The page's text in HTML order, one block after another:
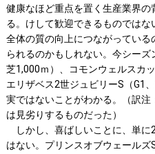
健康なほど重点を置く生産業界
る。けして歓迎できるものでは
全体の質の向上につながってい
られるのかもしれない。今シーズ
芝1,000ｍ）、コモンウェルスカ
エリザベス2世ジュビリーS（G1
実ではないことがわかる。（訳
は見劣りするものだった）
しかし、喜ばしいことに、単に
はない。プリンスオブウェール